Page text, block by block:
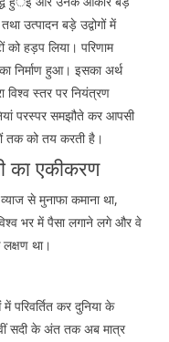
उत्पादन बड़े उद्वोगों में
को हड़प लिया। परिणाम
निर्माण हुआ। इसका अर्थ
विश्व स्तर पर नियंत्रण
परस्पर समझौते कर आपसी
तक को तय करती है।
का एकीकरण
से मुनाफा कमाना था,
भर में पैसा लगाने लगे और वे
था।
कर दुनिया के
सदी के अंत तक अब मात्र